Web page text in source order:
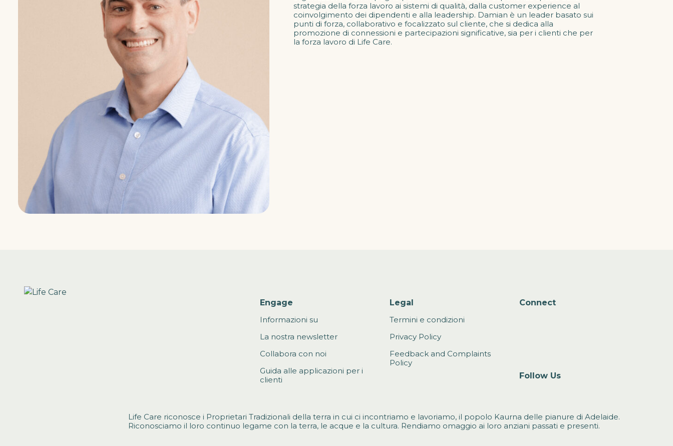
strategia della forza lavoro ai sistemi di qualità, dalla customer experience al
coinvolgimento dei dipendenti e alla leadership. Damian è un leader basato sui
punti di forza, collaborativo e focalizzato sul cliente, che si dedica alla
promozione di connessioni e partecipazioni significative, sia per i clienti che per
la forza lavoro di Life Care.
Engage
Informazioni su
La nostra newsletter
Collabora con noi
Guida alle applicazioni per i
clienti
Legal
Termini e condizioni
Privacy Policy
Feedback and Complaints
Policy
Connect
Follow Us
Life Care riconosce i Proprietari Tradizionali della terra in cui ci incontriamo e lavoriamo, il popolo Kaurna delle pianure di Adelaide.
Riconosciamo il loro continuo legame con la terra, le acque e la cultura. Rendiamo omaggio ai loro anziani passati e presenti.